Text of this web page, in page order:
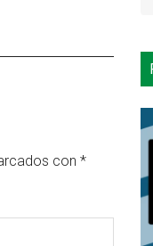
con *